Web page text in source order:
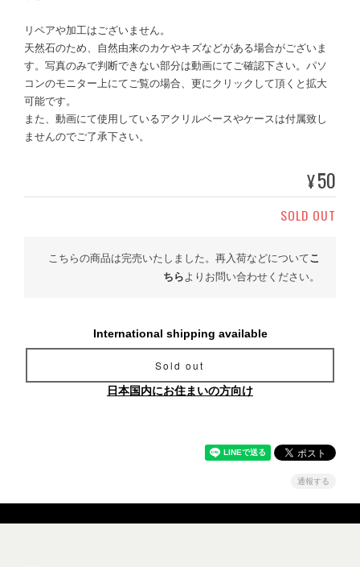
リペアや加工はございません。
天然石のため、自然由来のカケやキズなどがある場合がございま
す。写真のみで判断できない部分は動画にてご確認下さい。パソ
コンのモニター上にてご覧の場合、更にクリックして頂くと拡大
可能です。
また、動画にて使用しているアクリルベースやケースは付属致し
ませんのでご了承下さい。
¥50
SOLD OUT
こちらの商品は完売いたしました。再入荷などについてこ
ちらよりお問い合わせください。
International shipping available
Sold out
日本国内にお住まいの方向け
通報する